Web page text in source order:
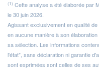
(1) Cette analyse a été élaborée par
le 30 juin 2026.
Agissant exclusivement en qualité
en aucune manière à son
sa sélection. Les informations
l'état", sans déclaration ni garantie
sont exprimées sont celles de ses